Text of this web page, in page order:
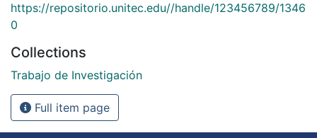
https://repositorio.unitec.edu//handle/123456789/1346
0
Collections
Trabajo de Investigación
Full item page